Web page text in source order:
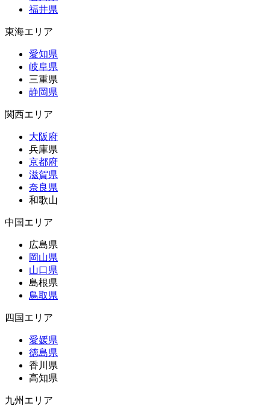
福井県
東海エリア
愛知県
岐阜県
三重県
静岡県
関西エリア
大阪府
兵庫県
京都府
滋賀県
奈良県
和歌山
中国エリア
広島県
岡山県
山口県
島根県
鳥取県
四国エリア
愛媛県
徳島県
香川県
高知県
九州エリア